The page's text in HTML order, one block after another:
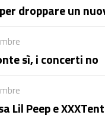
droppare un
sì, i concerti no
Lil Peep e